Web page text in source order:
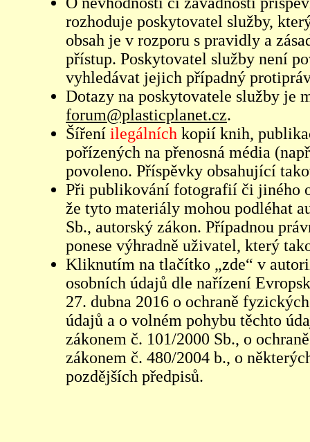
rozhoduje poskytovatel služby,
obsah je v rozporu s pravidly a
přístup. Poskytovatel služby není
vyhledávat jejich případný
Dotazy na poskytovatele služby je
forum@plasticplanet.cz.
Šíření ilegálních kopií knih,
pořízených na přenosná média
povoleno. Příspěvky obsahující
Při publikování fotografií či jiného
že tyto materiály mohou podléhat
Sb., autorský zákon. Případnou
ponese výhradně uživatel, který
Kliknutím na tlačítko „zde“ v
osobních údajů dle nařízení
27. dubna 2016 o ochraně
údajů a o volném pohybu těchto
zákonem č. 101/2000 Sb., o
zákonem č. 480/2004 b., o
pozdějších předpisů.